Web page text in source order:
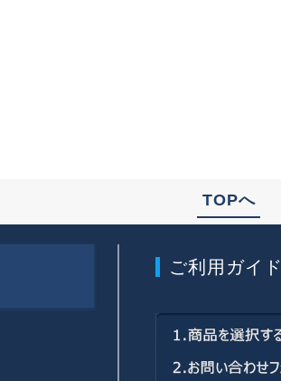
TOPへ
ご利用ガイド